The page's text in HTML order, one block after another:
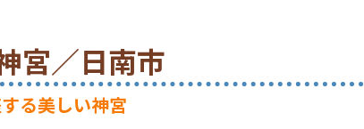
／日南市
る美しい神宮